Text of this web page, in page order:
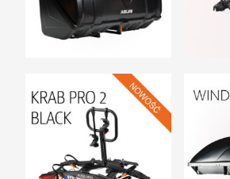
BOXY NA HAK I AKCESORIA